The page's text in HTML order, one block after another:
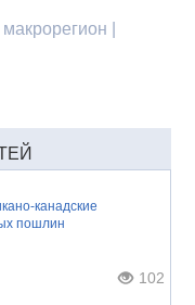
|
канадские
пошлин
102